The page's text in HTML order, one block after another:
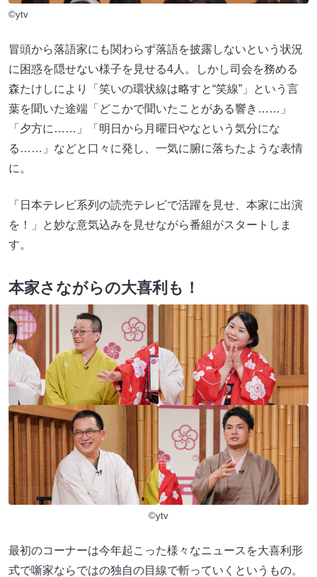
©ytv
冒頭から落語家にも関わらず落語を披露しないという状況
に困惑を隠せない様子を見せる4人。しかし司会を務める
森たけしにより「笑いの環状線は略すと“笑線”」という言
葉を聞いた途端「どこかで聞いたことがある響き……」
「夕方に……」「明日から月曜日やなという気分にな
る……」などと口々に発し、一気に腑に落ちたような表情
に。
「日本テレビ系列の読売テレビで活躍を見せ、本家に出演
を！」と妙な意気込みを見せながら番組がスタートしま
す。
本家さながらの大喜利も！
©ytv
最初のコーナーは今年起こった様々なニュースを大喜利形
式で噺家ならではの独自の目線で斬っていくというもの。